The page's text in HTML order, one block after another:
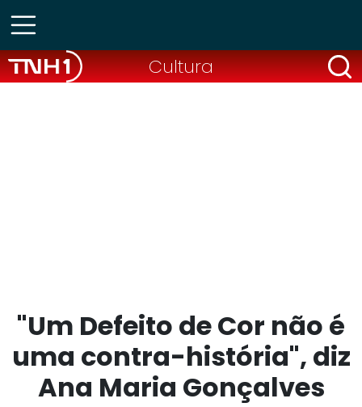
Cultura
"Um Defeito de Cor não é
uma contra-história", diz
Ana Maria Gonçalves